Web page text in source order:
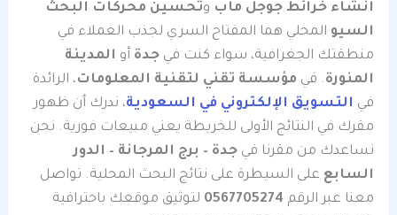
انشاء خرائط جوجل ماب وتحسين محركات البحث
السيو المحلي هما المفتاح السري لجذب العملاء في
منطقتك الجغرافية، سواء كنت فيجدة أو المدينة
المنورة. في مؤسسة تقني لتقنية المعلومات، الرائدة
في التسويق الإلكتروني في السعودية، ندرك أن ظهور
مقرك في النتائج الأولى للخريطة يعني مبيعات فورية. نحن
نساعدك من مقرنا فيجدة – برج المرجانة – الدور
السابع على السيطرة على نتائج البحث المحلية. تواصل
معنا عبر الرقم 0567705274 لتوثيق موقعك باحترافية